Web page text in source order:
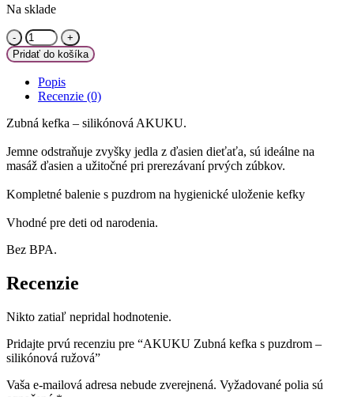
Na sklade
množstvo
AKUKU
Zubná
kefka
s
puzdrom
-
ružová
Pridať do košíka
Popis
Recenzie (0)
Zubná kefka – silikónová AKUKU.
Jemne odstraňuje zvyšky jedla z ďasien dieťaťa, sú ideálne na
masáž ďasien a užitočné pri prerezávaní prvých zúbkov.
Kompletné balenie s puzdrom na hygienické uloženie kefky
Vhodné pre deti od narodenia.
Bez BPA.
Recenzie
Nikto zatiaľ nepridal hodnotenie.
Pridajte prvú recenziu pre “AKUKU Zubná kefka s puzdrom –
silikónová ružová”
Vaša e-mailová adresa nebude zverejnená. Vyžadované polia sú